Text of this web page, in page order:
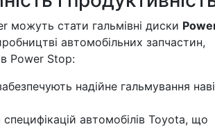
стати гальмівні диски
автомобільних запчастин,
Power Stop:
надійне гальмування
автомобілів Toyota, що